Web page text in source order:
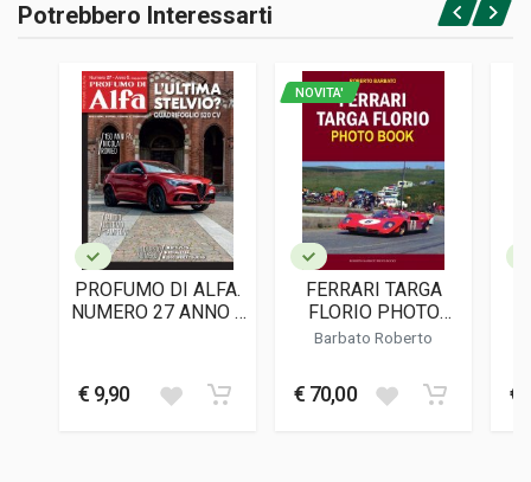
Brossura
Tazio Magazine
LINGUA DEL TESTO
DATA DI STAMPA
06/2023
FORMATO
21 x 28 x 1 cm
Informazioni aggiuntive
Accedi o registrati
Potrebbero Interessarti
PROFUMO DI ALFA.
NUMERO 27 ANNO 5
€ 9,90
NOVITA'
FERRARI TARGA
FLORIO PHOTO
BOOK
Barbato Roberto
€ 70,00 €